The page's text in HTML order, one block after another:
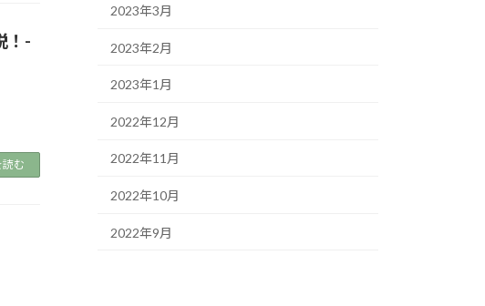
！-
む
2023年3月
2023年2月
2023年1月
2022年12月
2022年11月
2022年10月
2022年9月